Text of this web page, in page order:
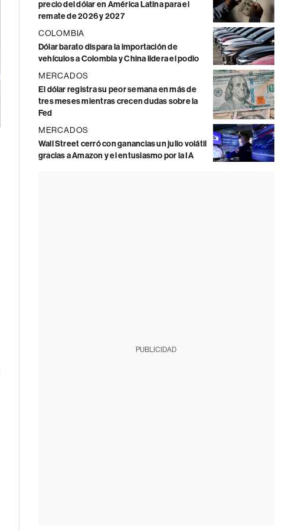
precio del dólar en América Latina para el
remate de 2026 y 2027
COLOMBIA
Dólar barato dispara la importación de
vehículos a Colombia y China lidera el podio
MERCADOS
El dólar registra su peor semana en más de
tres meses mientras crecen dudas sobre la
Fed
MERCADOS
Wall Street cerró con ganancias un julio volátil
gracias a Amazon y el entusiasmo por la IA
PUBLICIDAD